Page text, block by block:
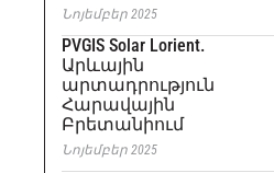
Նոյեմբեր 2025
PVGIS Solar Lorient.
Արևային
արտադրություն
Հարավային
Բրետանիում
Նոյեմբեր 2025